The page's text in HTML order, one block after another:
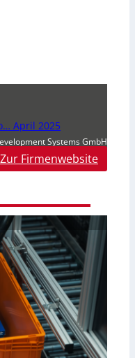
April 2025
Systems GmbH
Zur Firmenwebsite